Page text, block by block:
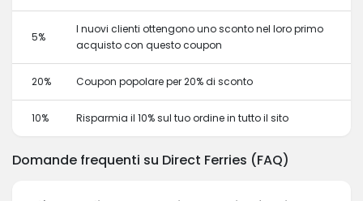
5%
I nuovi clienti ottengono uno sconto nel loro primo
acquisto con questo coupon
20% Coupon popolare per 20% di sconto
10% Risparmia il 10% sul tuo ordine in tutto il sito
Domande frequenti su Direct Ferries (FAQ)